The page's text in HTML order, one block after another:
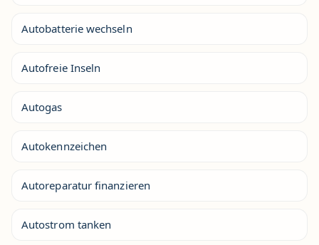
Autobatterie wechseln
Autofreie Inseln
Autogas
Autokennzeichen
Autoreparatur finanzieren
Autostrom tanken